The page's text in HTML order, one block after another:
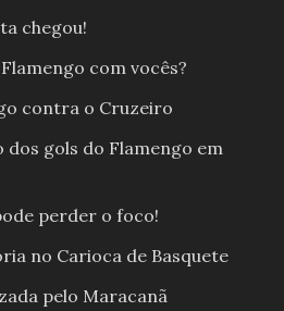
chegou!
com vocês?
contra o Cruzeiro
dos gols do Flamengo em
perder o foco!
no Carioca de Basquete
pelo Maracanã